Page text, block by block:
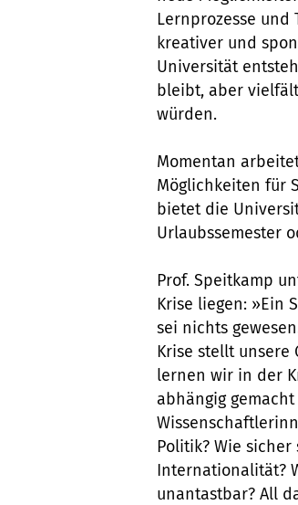
Lernprozesse
kreativer und
Universität
bleibt, aber
würden.
Momentan
Möglichkeiten für
bietet die
Urlaubssemester
Prof. Speitkamp
Krise liegen: »Ein
sei nichts
Krise stellt unsere
lernen wir in der
abhängig
Politik? Wie
Internationalität?
unantastbar? All